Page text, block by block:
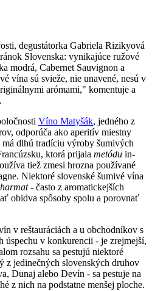
degustátorka Gabriela Rizikyová
Slovenska: vynikajúce ružové
modrá, Cabernet Sauvignon a
vína sú svieže, nie unavené, nesú v
arómami," komentuje a
Víno Matyšák, jedného z
odporúča ako aperitív miestny
dlhú tradíciu výroby šumivých
ktorá prijala metódu in-
tiež zmesi hrozna používané
Niektoré slovenské šumivé vína
- často z aromatickejších
obidva spôsoby spolu a porovnať
v reštauráciách a u obchodníkov s
úspechu v konkurencii - je zrejmejší,
rozsahu sa pestujú niektoré
z jedinečných slovenských druhov
Dunaj alebo Devín - sa pestuje na
z nich na podstatne menšej ploche.